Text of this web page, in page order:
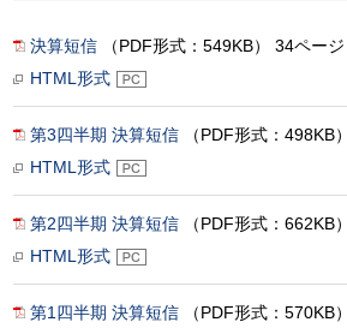
決算短信 （PDF形式：549KB） 34ページ
HTML形式
第3四半期 決算短信 （PDF形式：498KB
HTML形式
第2四半期 決算短信 （PDF形式：662KB
HTML形式
第1四半期 決算短信 （PDF形式：570KB